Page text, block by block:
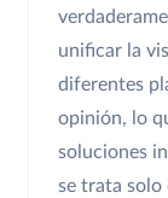
unificar la
diferentes
opinión, lo
soluciones
se trata solo